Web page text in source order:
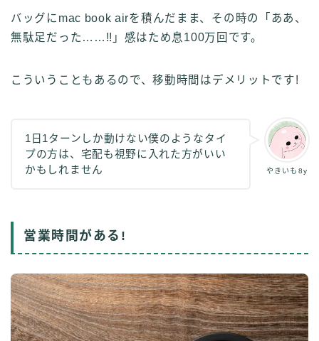
バッグにmac book airを積んだまま、その時の「ああ、
無駄足だった……!!」感はため息100万回です。
こういうこともあるので、移動時間はデメリットです!
やきいも8y
1日1ターンしか動けない僕のようなタイ
プの方は、宅配も視野に入れた方がいい
かもしれません
営業時間がある!